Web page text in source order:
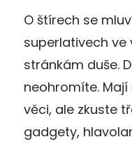
O štírech se
superlativech ve
stránkám duše.
neohromíte.
věci, ale zkuste
gadgety,